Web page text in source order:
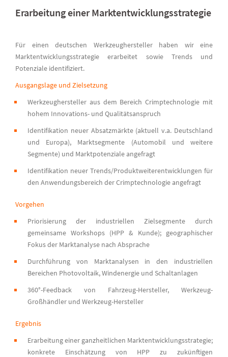
Erarbeitung einer Marktentwicklungsstrategie
Für einen deutschen Werkzeughersteller haben wir eine
Marktentwicklungsstrategie erarbeitet sowie Trends und
Potenziale identifiziert.
Ausgangslage und Zielsetzung
Werkzeughersteller aus dem Bereich Crimptechnologie mit
hohem Innovations- und Qualitätsanspruch
Identifikation neuer Absatzmärkte (aktuell v.a. Deutschland
und Europa), Marktsegmente (Automobil und weitere
Segmente) und Marktpotenziale angefragt
Identifikation neuer Trends/Produktweiterentwicklungen für
den Anwendungsbereich der Crimptechnologie angefragt
Vorgehen
Priorisierung der industriellen Zielsegmente durch
gemeinsame Workshops (HPP & Kunde); geographischer
Fokus der Marktanalyse nach Absprache
Durchführung von Marktanalysen in den industriellen
Bereichen Photovoltaik, Windenergie und Schaltanlagen
360°-Feedback von Fahrzeug-Hersteller, Werkzeug-
Großhändler und Werkzeug-Hersteller
Ergebnis
Erarbeitung einer ganzheitlichen Marktentwicklungsstrategie;
konkrete Einschätzung von HPP zu zukünftigen